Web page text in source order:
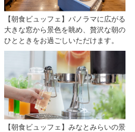
【朝食ビュッフェ】パノラマに広がる
大きな窓から景色を眺め、贅沢な朝の
ひとときをお過ごしいただけます。
【朝食ビュッフェ】みなとみらいの景